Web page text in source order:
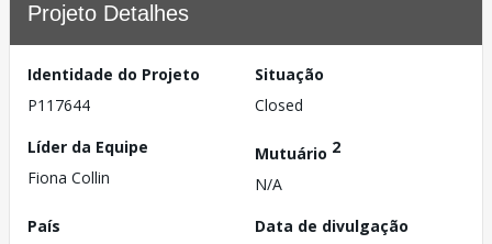
Projeto Detalhes
Identidade do Projeto
P117644
Situação
Closed
Líder da Equipe
Fiona Collin
Mutuário 2
N/A
País
Data de divulgação